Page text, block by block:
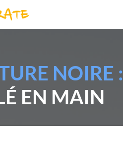
NOIRE :
EN MAIN